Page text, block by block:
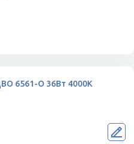
6561-О 36Вт 4000К